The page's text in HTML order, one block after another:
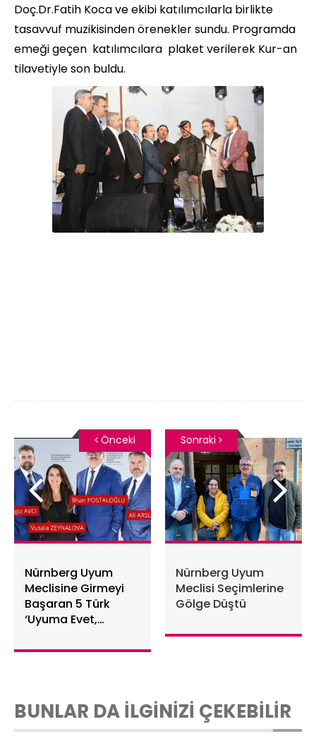
Doç.Dr.Fatih Koca ve ekibi katılımcılarla birlikte
tasavvuf muzikisinden örenekler sundu. Programda
emeği geçen katılımcılara plaket verilerek Kur-an
tilavetiyle son buldu.
Nürnberg Uyum
Meclisine Girmeyi
Başaran 5 Türk
‘Uyuma Evet,
için çalışacak
Önceki
Nürnberg Uyum
Meclisi Seçimlerine
Gölge Düştü
Sonraki
BUNLAR DA İLGİNİZİ ÇEKEBİLİR